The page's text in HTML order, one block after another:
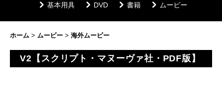
基本用具
DVD 書籍 ムービー
ホーム > ムービー > 海外ムービー
V2【スクリプト・マヌーヴァ社・PDF版】